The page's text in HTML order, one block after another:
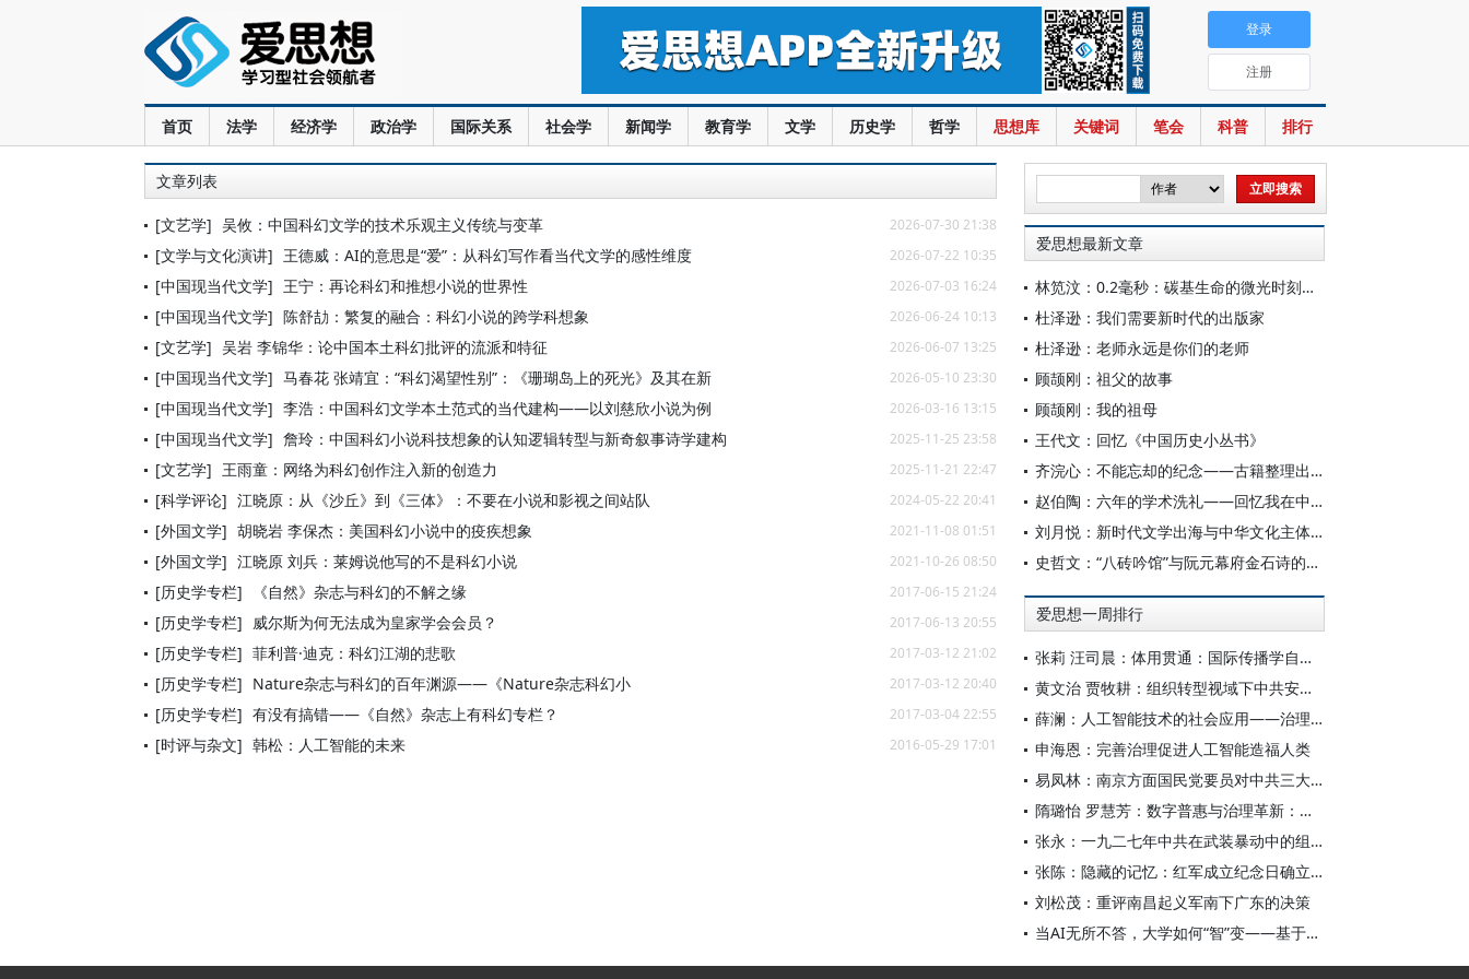
首页 法学 经济学 政治学 国际关系 社会学 新闻学 教育学 文学 历史学 哲学 思想库 关键词 笔会 科普 排行
登录
注册
文章列表
[文艺学] 吴攸：中国科幻文学的技术乐观主义传统与变革 2026-07-30 21:38
[文学与文化演讲] 王德威：AI的意思是“爱”：从科幻写作看当代文学的感性维度 2026-07-22 10:35
[中国现当代文学] 王宁：再论科幻和推想小说的世界性 2026-07-03 16:24
[中国现当代文学] 陈舒劼：繁复的融合：科幻小说的跨学科想象 2026-06-24 10:13
[文艺学] 吴岩 李锦华：论中国本土科幻批评的流派和特征 2026-06-07 13:25
[中国现当代文学] 马春花 张靖宜：“科幻渴望性别”：《珊瑚岛上的死光》及其在新 2026-05-10 23:30
[中国现当代文学] 李浩：中国科幻文学本土范式的当代建构——以刘慈欣小说为例 2026-03-16 13:15
[中国现当代文学] 詹玲：中国科幻小说科技想象的认知逻辑转型与新奇叙事诗学建构 2025-11-25 23:58
[文艺学] 王雨童：网络为科幻创作注入新的创造力 2025-11-21 22:47
[科学评论] 江晓原：从《沙丘》到《三体》：不要在小说和影视之间站队 2024-05-22 20:41
[外国文学] 胡晓岩 李保杰：美国科幻小说中的疫疾想象 2021-11-08 01:51
[外国文学] 江晓原 刘兵：莱姆说他写的不是科幻小说 2021-10-26 08:50
[历史学专栏] 《自然》杂志与科幻的不解之缘 2017-06-15 21:24
[历史学专栏] 威尔斯为何无法成为皇家学会会员？ 2017-06-13 20:55
[历史学专栏] 菲利普·迪克：科幻江湖的悲歌 2017-03-12 21:02
[历史学专栏] Nature杂志与科幻的百年渊源——《Nature杂志科幻小 2017-03-12 20:40
[历史学专栏] 有没有搞错——《自然》杂志上有科幻专栏？ 2017-03-04 22:55
[时评与杂文] 韩松：人工智能的未来 2016-05-29 17:01
爱思想最新文章
林笕汶：0.2毫秒：碳基生命的微光时刻——读邵春堡《未来人类：科技拓展无限可能》
杜泽逊：我们需要新时代的出版家
杜泽逊：老师永远是你们的老师
顾颉刚：祖父的故事
顾颉刚：我的祖母
王代文：回忆《中国历史小丛书》
齐浣心：不能忘却的纪念——古籍整理出版规划小组成立六十载记
赵伯陶：六年的学术洗礼——回忆我在中华书局的日子
刘月悦：新时代文学出海与中华文化主体性建构
史哲文：“八砖吟馆”与阮元幕府金石诗的学人品格、诗学祈向
爱思想一周排行
张莉 汪司晨：体用贯通：国际传播学自主知识体系的建构逻辑与学科交叉进路
黄文治 贾牧耕：组织转型视域下中共安徽省临时委员会的“两建两废”（1927—1931）
薛澜：人工智能技术的社会应用——治理挑战
申海恩：完善治理促进人工智能造福人类
易凤林：南京方面国民党要员对中共三大起义的反应
隋璐怡 罗慧芳：数字普惠与治理革新：中国人工智能赋能全球南方发展
张永：一九二七年中共在武装暴动中的组织转型
张陈：隐藏的记忆：红军成立纪念日确立前中共对南昌起义的纪念
刘松茂：重评南昌起义军南下广东的决策
当AI无所不答，大学如何“智”变——基于全国400余所高校本科生AI使用情况的调查与思考